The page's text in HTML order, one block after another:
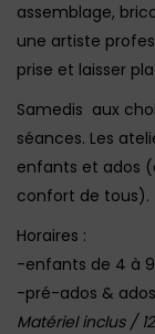
assemblage,
une artiste
prise et laisser
Samedis aux
séances. Les
enfants et ados
confort de tous).
Horaires :
-enfants de 4 à 9
-pré-ados &
Matériel inclus /